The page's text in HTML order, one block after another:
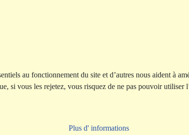
au fonctionnement du site et d’autres nous aident à
si vous les rejetez, vous risquez de ne pas pouvoir utiliser
Plus d' informations